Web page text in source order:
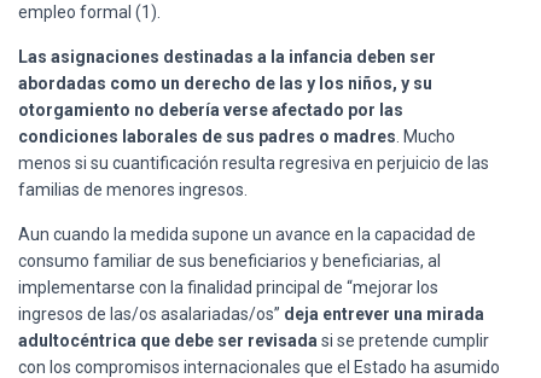
empleo formal (1).
Las asignaciones destinadas a la infancia deben ser
abordadas como un derecho de las y los niños, y su
otorgamiento no debería verse afectado por las
condiciones laborales de sus padres o madres . Mucho
menos si su cuantificación resulta regresiva en perjuicio de las
familias de menores ingresos.
Aun cuando la medida supone un avance en la capacidad de
consumo familiar de sus beneficiarios y beneficiarias, al
implementarse con la finalidad principal de “mejorar los
ingresos de las/os asalariadas/os” deja entrever una mirada
adultocéntrica que debe ser revisada si se pretende cumplir
con los compromisos internacionales que el Estado ha asumido